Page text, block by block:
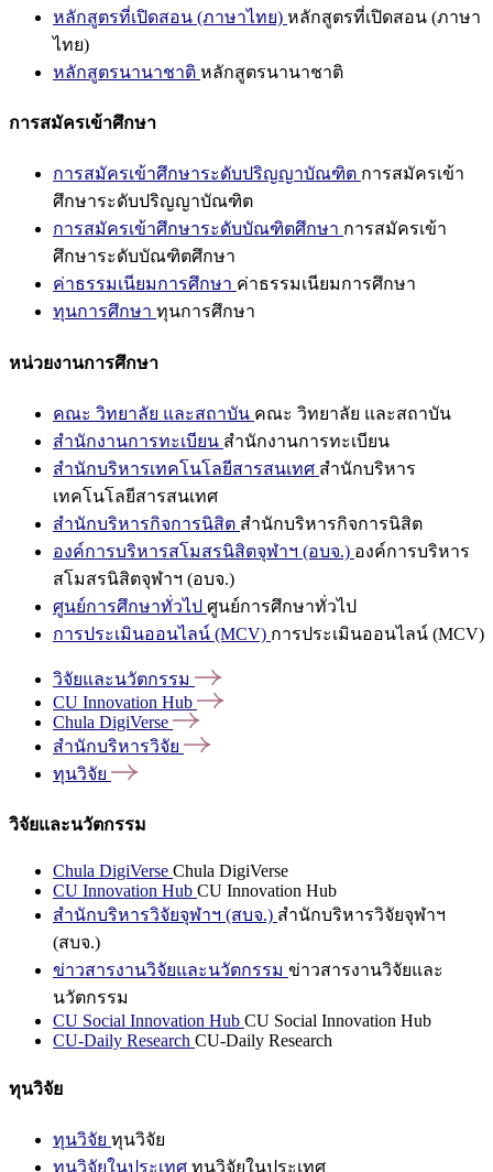
หลักสูตรที่เปิดสอน (ภาษาไทย) หลักสูตรที่เปิดสอน (ภาษา
ไทย)
หลักสูตรนานาชาติ หลักสูตรนานาชาติ
การสมัครเข้าศึกษา
การสมัครเข้าศึกษาระดับปริญญาบัณฑิต การสมัครเข้า
ศึกษาระดับปริญญาบัณฑิต
การสมัครเข้าศึกษาระดับบัณฑิตศึกษา การสมัครเข้า
ศึกษาระดับบัณฑิตศึกษา
ค่าธรรมเนียมการศึกษา ค่าธรรมเนียมการศึกษา
ทุนการศึกษา ทุนการศึกษา
หน่วยงานการศึกษา
คณะ วิทยาลัย และสถาบัน คณะ วิทยาลัย และสถาบัน
สำนักงานการทะเบียน สำนักงานการทะเบียน
สำนักบริหารเทคโนโลยีสารสนเทศ สำนักบริหาร
เทคโนโลยีสารสนเทศ
สำนักบริหารกิจการนิสิต สำนักบริหารกิจการนิสิต
องค์การบริหารสโมสรนิสิตจุฬาฯ (อบจ.) องค์การบริหาร
สโมสรนิสิตจุฬาฯ (อบจ.)
ศูนย์การศึกษาทั่วไป ศูนย์การศึกษาทั่วไป
การประเมินออนไลน์ (MCV) การประเมินออนไลน์ (MCV)
วิจัยและนวัตกรรม
CU Innovation Hub
Chula DigiVerse
สำนักบริหารวิจัย
ทุนวิจัย
วิจัยและนวัตกรรม
Chula DigiVerse Chula DigiVerse
CU Innovation Hub CU Innovation Hub
สำนักบริหารวิจัยจุฬาฯ (สบจ.) สำนักบริหารวิจัยจุฬาฯ
(สบจ.)
ข่าวสารงานวิจัยและนวัตกรรม ข่าวสารงานวิจัยและ
นวัตกรรม
CU Social Innovation Hub CU Social Innovation Hub
CU-Daily Research CU-Daily Research
ทุนวิจัย
ทุนวิจัย ทุนวิจัย
ทุนวิจัยในประเทศ ทุนวิจัยในประเทศ